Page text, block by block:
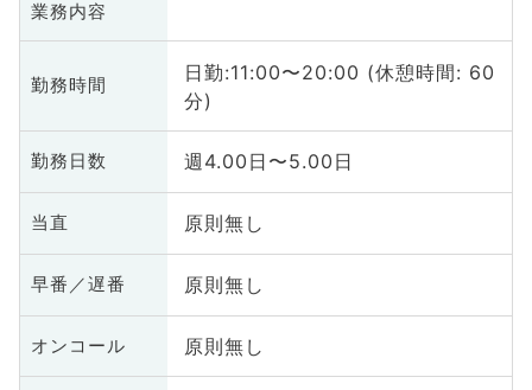
業務内容
勤務時間
日勤:11:00〜20:00 (休憩時間: 60
分)
勤務日数 週4.00日〜5.00日
当直 原則無し
早番／遅番 原則無し
オンコール 原則無し